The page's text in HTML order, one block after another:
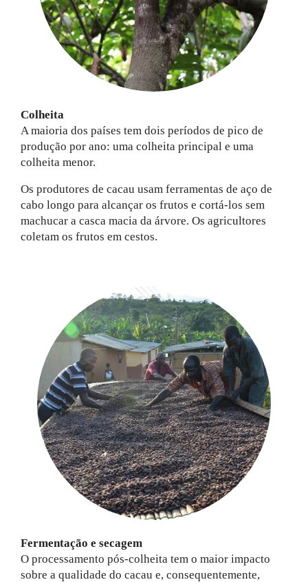
Colheita
A maioria dos países tem dois períodos de pico de
produção por ano: uma colheita principal e uma
colheita menor.
Os produtores de cacau usam ferramentas de aço de
cabo longo para alcançar os frutos e cortá-los sem
machucar a casca macia da árvore. Os agricultores
coletam os frutos em cestos.
Fermentação e secagem
O processamento pós-colheita tem o maior impacto
sobre a qualidade do cacau e, consequentemente,